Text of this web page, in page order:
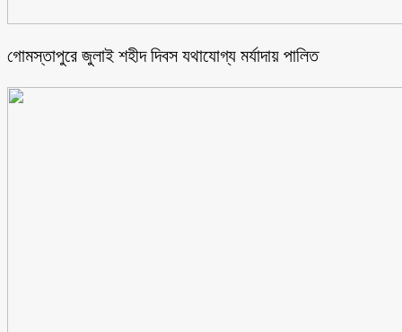
গোমস্তাপুরে জুলাই শহীদ দিবস যথাযোগ্য মর্যাদায় পালিত